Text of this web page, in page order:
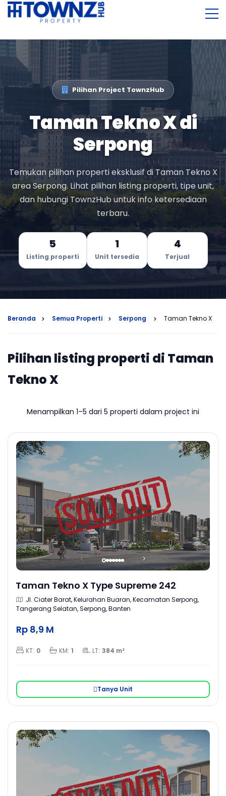
Pilihan Project TownzHub
Taman Tekno X di
Serpong
Temukan pilihan properti eksklusif diTaman Tekno X
area Serpong. Lihat pilihan listing properti, tipe unit,
dan hubungi TownzHub untuk info ketersediaan
terbaru.
5
Listing properti
1
Unit tersedia
4
Terjual
Beranda Semua Properti Serpong Taman Tekno X
Pilihan listing properti di Taman
Tekno X
Menampilkan 1–5 dari 5 properti dalam project ini
Taman Tekno X Type Supreme 242
Jl. Ciater Barat, Kelurahan Buaran, Kecamatan Serpong,
Tangerang Selatan, Serpong, Banten
Rp 8,9 M
KT: 0 KM: 1 LT: 384 m²
Tanya Unit